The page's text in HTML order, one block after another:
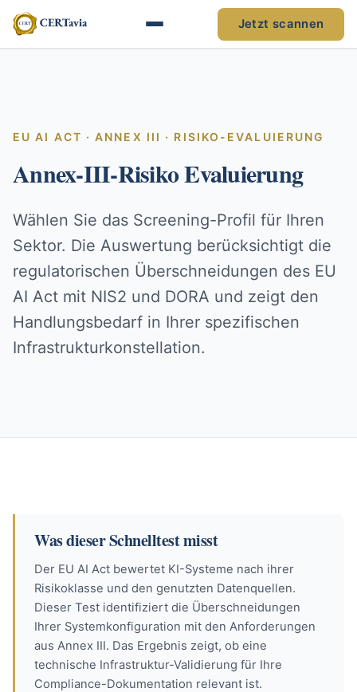
Jetzt scannen
EU AI ACT · ANNEX III · RISIKO-EVALUIERUNG
Annex-III-Risiko Evaluierung
Wählen Sie das Screening-Profil für Ihren
Sektor. Die Auswertung berücksichtigt die
regulatorischen Überschneidungen des EU
AI Act mit NIS2 und DORA und zeigt den
Handlungsbedarf in Ihrer spezifischen
Infrastrukturkonstellation.
Was dieser Schnelltest misst
Der EU AI Act bewertet KI-Systeme nach ihrer
Risikoklasse und den genutzten Datenquellen.
Dieser Test identifiziert die Überschneidungen
Ihrer Systemkonfiguration mit den Anforderungen
aus Annex III. Das Ergebnis zeigt, ob eine
technische Infrastruktur-Validierung für Ihre
Compliance-Dokumentation relevant ist.